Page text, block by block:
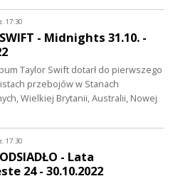
17:30
- Midnights 31.10. -
Taylor Swift dotarł do pierwszego
przebojów w Stanach
Wielkiej Brytanii, Australii, Nowej
17:30
- Lata
24 - 30.10.2022